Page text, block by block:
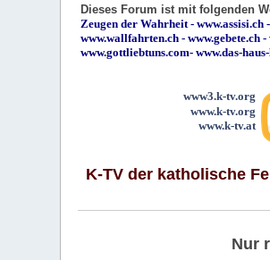
Dieses Forum ist mit folgenden
Zeugen der Wahrheit-www.assisi.ch
www.wallfahrten.ch -www.gebete.ch -
www.gottliebtuns.com-www.das-
www3.k-tv.org
www.k-tv.org
www.k-tv.at
K-TV der katholische
Nur